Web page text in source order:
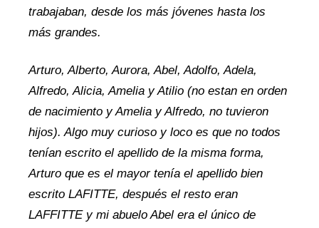
trabajaban, desde los más jóvenes hasta los
más grandes.
Arturo, Alberto, Aurora, Abel, Adolfo, Adela,
Alfredo, Alicia, Amelia y Atilio (no estan en orden
de nacimiento y Amelia y Alfredo, no tuvieron
hijos). Algo muy curioso y loco es que no todos
tenían escrito el apellido de la misma forma,
Arturo que es el mayor tenía el apellido bien
escrito LAFITTE, después el resto eran
LAFFITTE y mi abuelo Abel era el único de